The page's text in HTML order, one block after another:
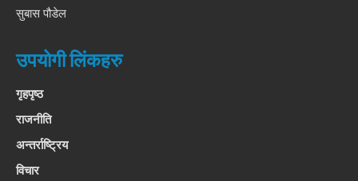
सुबास पौडेल
उपयोगी लिंकहरु
गृहपृष्ठ
राजनीति
अन्तर्राष्ट्रिय
विचार